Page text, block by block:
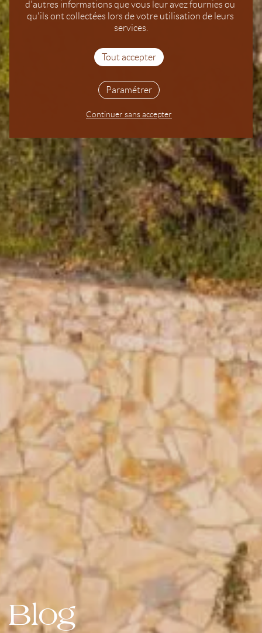
d'autres informations que vous leur avez fournies ou
qu'ils ont collectées lors de votre utilisation de leurs
services.
Tout accepter
Continuer sans accepter
Paramétrer
Blog